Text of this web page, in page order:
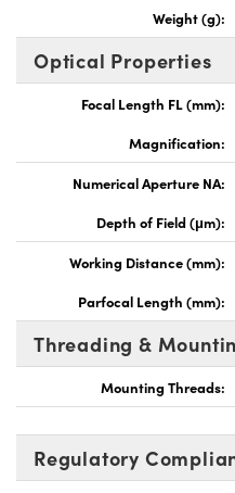
Weight (g):
Optical Properties
Focal Length FL (mm):
Magnification:
Numerical Aperture NA:
Depth of Field (μm):
Working Distance (mm):
Parfocal Length (mm):
Threading &
Mounting Threads:
Regulatory